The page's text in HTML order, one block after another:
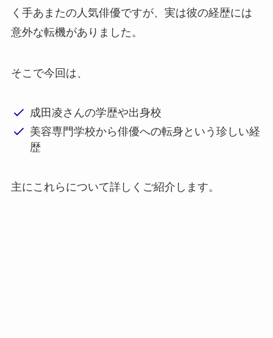
く手あまたの人気俳優ですが、実は彼の経歴には
意外な転機がありました。
そこで今回は、
成田凌さんの学歴や出身校
美容専門学校から俳優への転身という珍しい経
歴
主にこれらについて詳しくご紹介します。